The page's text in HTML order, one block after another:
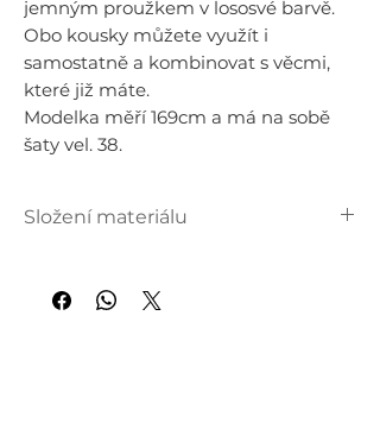
jemným proužkem v lososvé barvě.
Obo kousky můžete využít i
samostatně a kombinovat s věcmi,
které již máte.
Modelka měří 169cm a má na sobě
šaty vel. 38.
Složení materiálu
elastan